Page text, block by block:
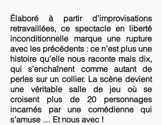
Élaboré à partir d’improvisations
retravaillées, ce spectacle en liberté
inconditionnelle marque une rupture
avec les précédents : ce n’est plus une
histoire qu’elle nous raconte mais dix,
qui s’enchaînent comme autant de
perles sur un collier. La scène devient
une véritable salle de jeu où se
croisent plus de 20 personnages
incarnés par une comédienne qui
s’amuse … Et nous avec !